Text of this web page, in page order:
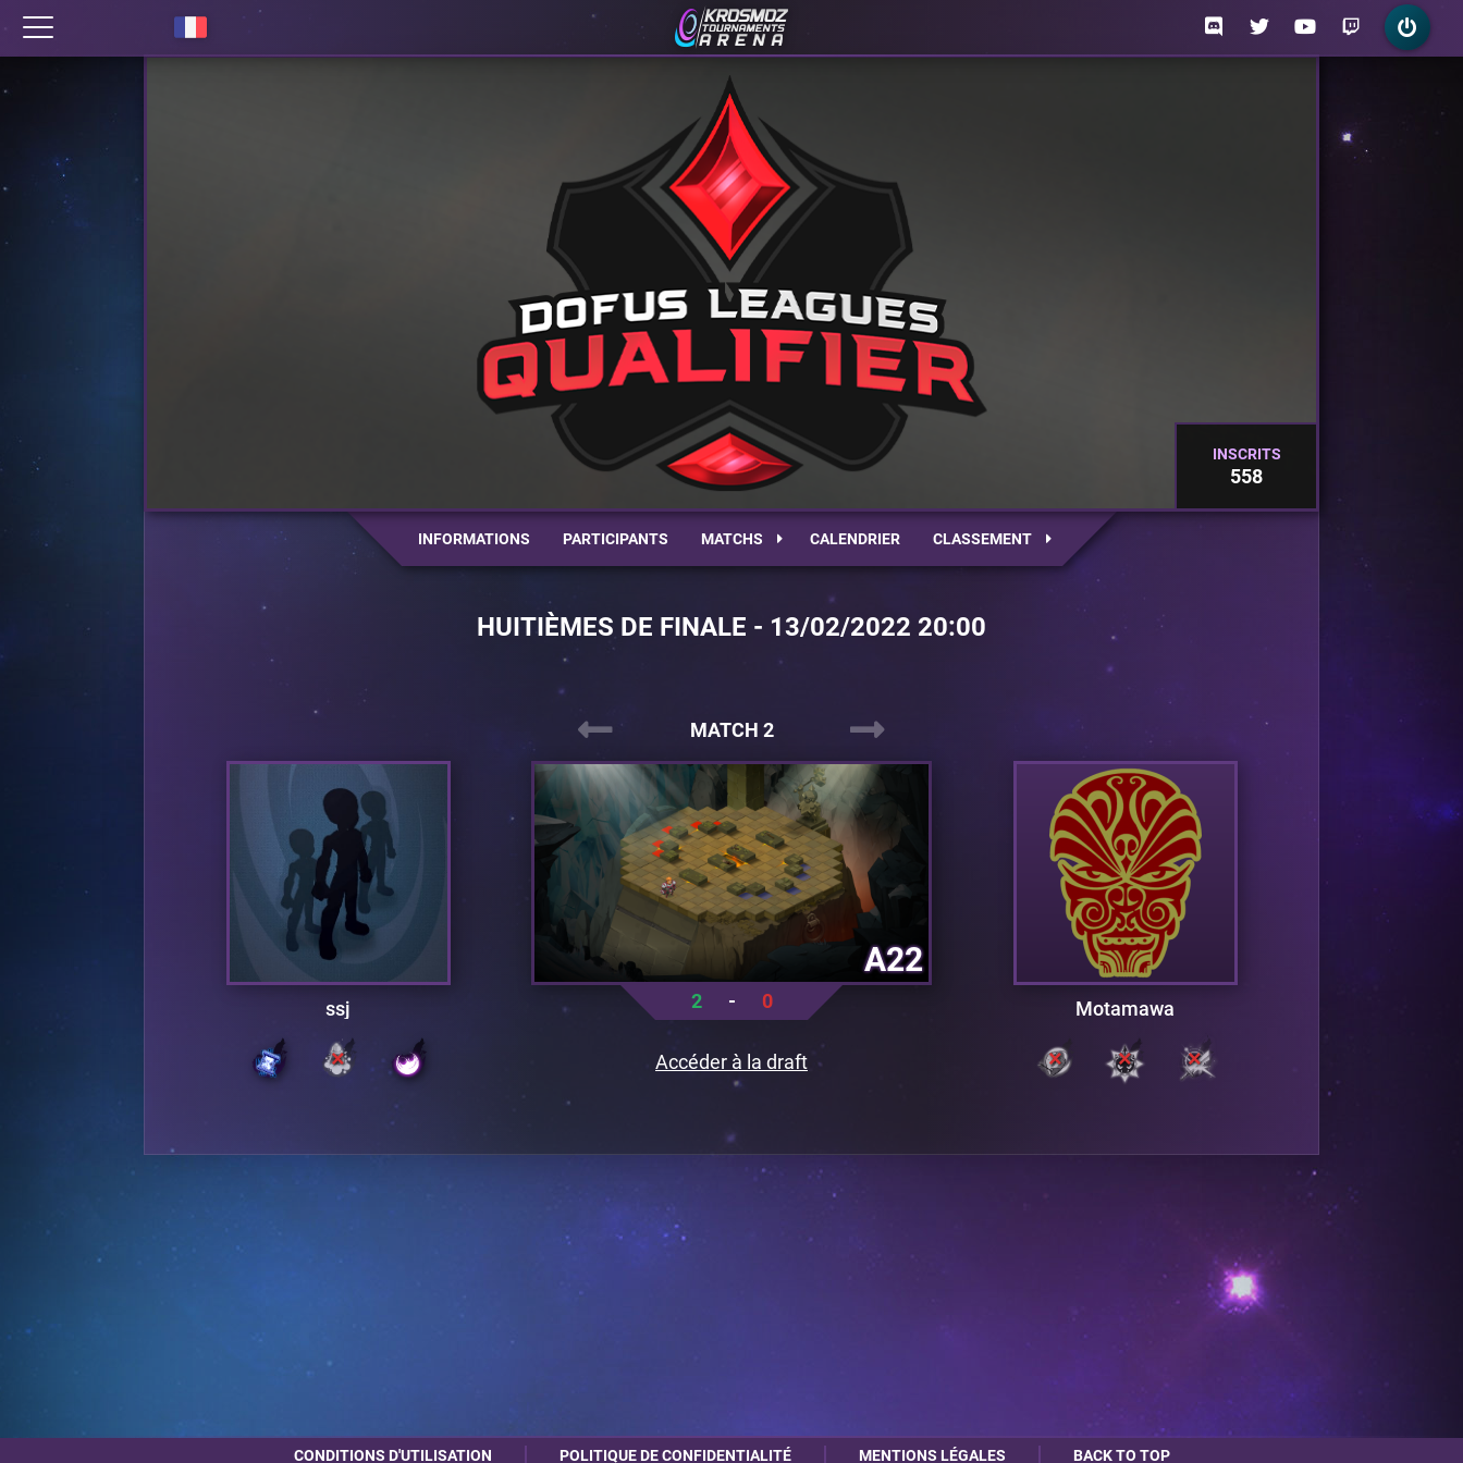
INSCRITS
558
INFORMATIONS PARTICIPANTS MATCHS CALENDRIER CLASSEMENT
HUITIÈMES DE FINALE - 13/02/2022 20:00
MATCH 2
ssj Motamawa
A22
2 - 0
Accéder à la draft
CONDITIONS D'UTILISATION POLITIQUE DE CONFIDENTIALITÉ MENTIONS LÉGALES BACK TO TOP